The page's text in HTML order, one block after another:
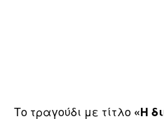
Το τραγούδι με τίτλο «Η